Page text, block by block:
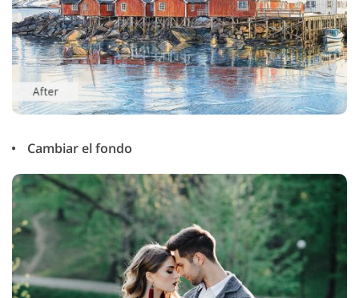
Cambiar el fondo